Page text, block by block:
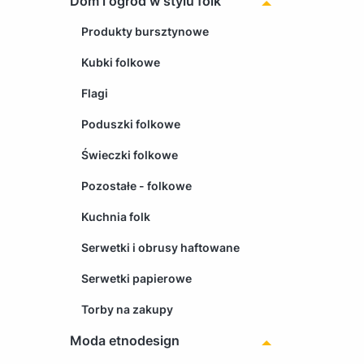
Produkty bursztynowe
Kubki folkowe
Flagi
Poduszki folkowe
Świeczki folkowe
Pozostałe - folkowe
Kuchnia folk
Serwetki i obrusy haftowane
Serwetki papierowe
Torby na zakupy
Moda etnodesign